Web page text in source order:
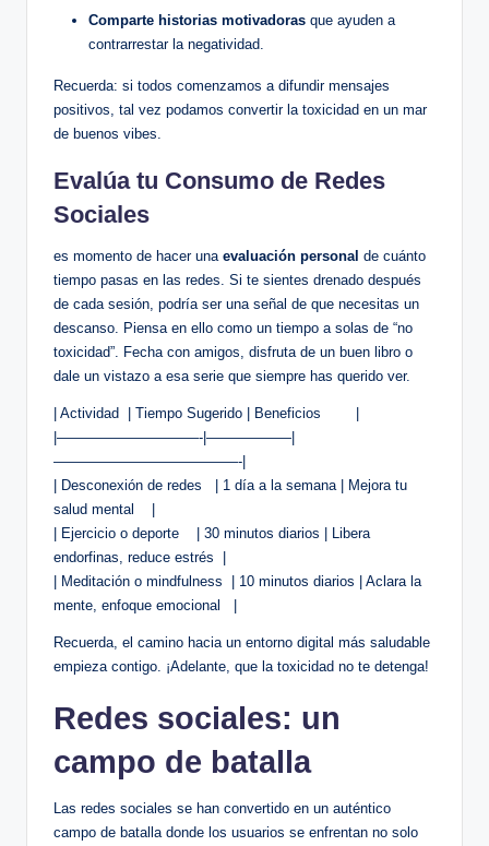
Comparte historias motivadoras que ayuden a
contrarrestar la negatividad.
Recuerda: si todos comenzamos a difundir mensajes
positivos, tal vez podamos convertir⁢ la toxicidad ⁣en un mar
de buenos ‌vibes.
Evalúa tu Consumo de Redes
‍Sociales
es momento‍ de hacer una evaluación personal de⁢ cuánto
tiempo pasas en las redes.​ Si⁢ te sientes drenado ‌después
de cada sesión, podría ser⁢ una señal de que necesitas un
descanso. ⁣Piensa en ello como⁤ un tiempo⁢ a⁤ solas de “no
toxicidad”. Fecha con amigos, disfruta de un buen libro o
dale un‌ vistazo​ a esa serie que siempre has querido ver.
|​ Actividad ‍ | Tiempo Sugerido‌ | ⁣Beneficios ‌ ⁢ ‍ ‌ ⁤ ⁤ ​ |
|——————————-|——————|
—————————————-|
| Desconexión⁢ de redes ‌ ​ |⁣ 1 ‌día‍ a ​la semana | Mejora tu
salud mental ⁤ ⁤ ‍ |
| Ejercicio o deporte ⁤ ⁢ ‍​ |⁣ 30 ‌minutos​ diarios | Libera
endorfinas, ⁣reduce estrés ⁤ |
| Meditación o mindfulness ⁢ | 10 minutos diarios | Aclara la
mente, enfoque emocional ‌ ‌ |
Recuerda, el camino hacia ‌un entorno⁤ digital más saludable
empieza contigo. ¡Adelante, que la toxicidad​ no te ‍detenga!
Redes sociales: un
campo de batalla
Las redes ‍sociales se han convertido en un auténtico
campo de‍ batalla donde ⁤los ⁤usuarios se ⁣enfrentan no solo